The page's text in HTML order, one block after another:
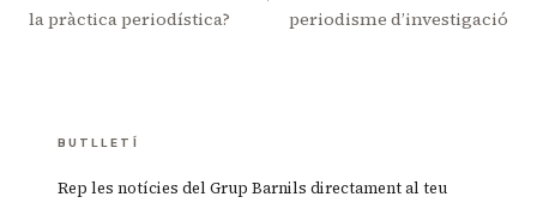
la pràctica periodística?
periodisme d’investigació
BUTLLETÍ
Rep les notícies del Grup Barnils directament al teu